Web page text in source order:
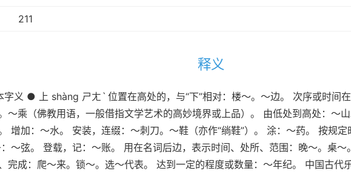
211
释义
字义 ● 上 shàng ㄕㄤˋ 位置在高处的，与“下”相对：楼～。～边。 次序或时间
～乘（佛教用语，一般借指文学艺术的高妙境界或上品）。 由低处到高处：～
增加：～水。 安装，连缀：～刺刀。～鞋（亦作“绱鞋”）。 涂：～药。 按规
～弦。 登载，记：～账。 用在名词后边，表示时间、处所、范围：晚～。桌
完成：爬～来。锁～。选～代表。 达到一定的程度或数量：～年纪。 中国古代